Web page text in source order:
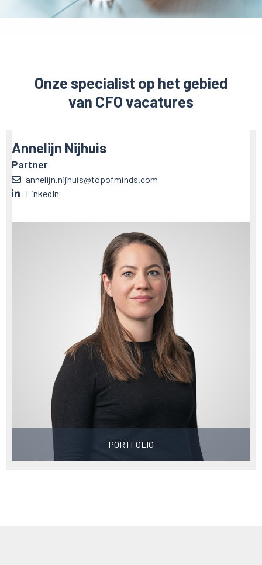
Onze specialist op het gebied
van CFO vacatures
Annelijn Nijhuis
Partner
annelijn.nijhuis@topofminds.com
LinkedIn
PORTFOLIO